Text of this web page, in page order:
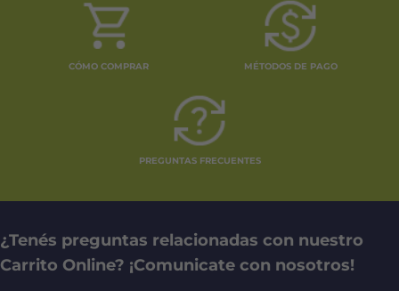
CÓMO COMPRAR MÉTODOS DE PAGO
PREGUNTAS FRECUENTES
¿Tenés preguntas relacionadas con nuestro
Carrito Online? ¡Comunicate con nosotros!